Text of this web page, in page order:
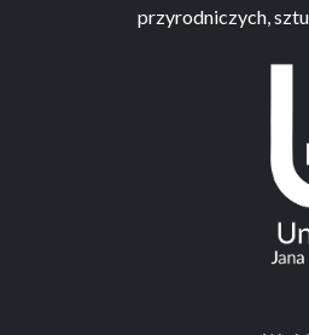
przyrodniczych,